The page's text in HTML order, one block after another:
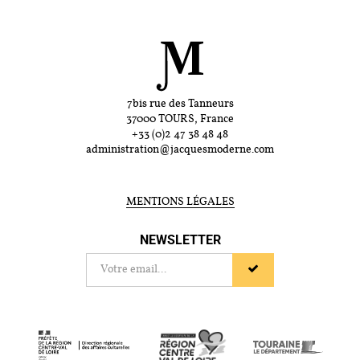
7bis rue des Tanneurs
37000 TOURS, France
+33 (0)2 47 38 48 48
administration@jacquesmoderne.com
MENTIONS LÉGALES
NEWSLETTER